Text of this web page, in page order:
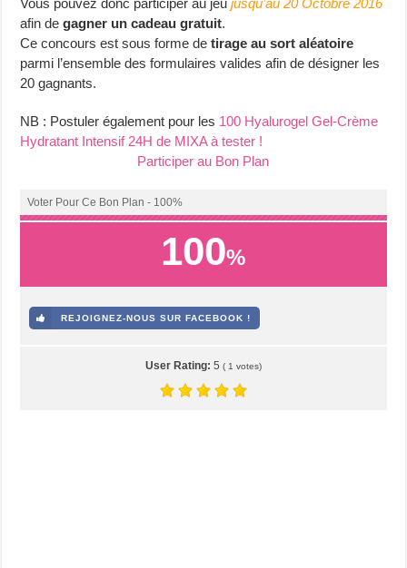
Vous pouvez donc participer au jeujusqu’au 20 Octobre 2016
afin degagner un cadeau gratuit.
Ce concours est sous forme detirage au sort aléatoire
parmi l’ensemble des formulaires valides afin de désigner les
20 gagnants.
NB : Postuler également pour les 100 Hyalurogel Gel-Crème
Hydratant Intensif 24H de MIXA à tester !
Participer au Bon Plan
Voter Pour Ce Bon Plan - 100%
100%
REJOIGNEZ-NOUS SUR FACEBOOK !
User Rating: 5 ( 1 votes)